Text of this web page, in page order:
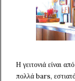
Η γειτονιά είναι
πολλά bars,